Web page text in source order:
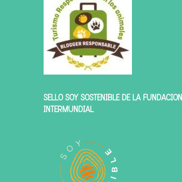
SELLO SOY SOSTENIBLE DE LA FUNDACIÓN
INTERMUNDIAL